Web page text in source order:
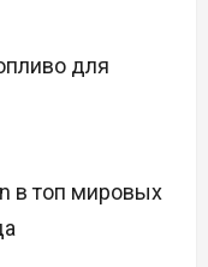
для
в топ мировых